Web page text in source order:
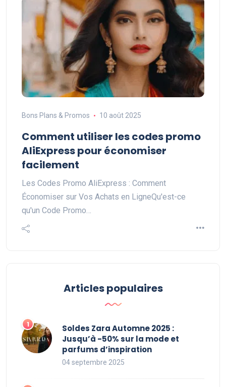
Bons Plans & Promos 10 août 2025
Comment utiliser les codes promo
AliExpress pour économiser
facilement
Les Codes Promo AliExpress : Comment
Économiser sur Vos Achats en LigneQu'est-ce
qu'un Code Promo…
Articles populaires
Soldes Zara Automne 2025 :
Jusqu’à -50% sur la mode et
parfums d’inspiration
04 septembre 2025